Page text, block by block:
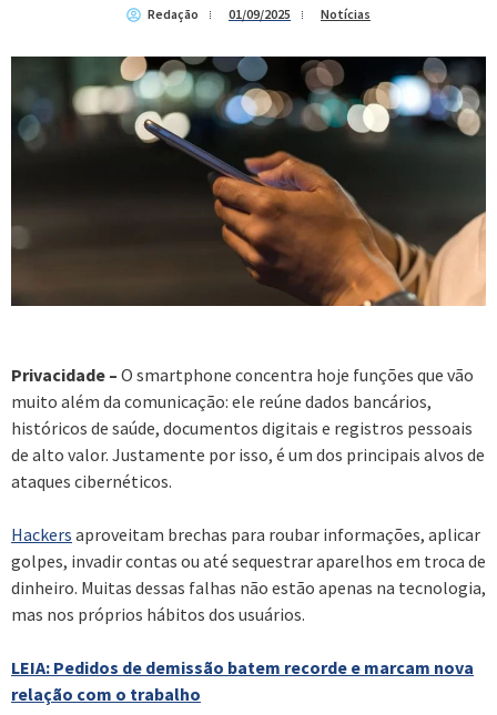
Redação 01/09/2025 Notícias
Privacidade – O smartphone concentra hoje funções que vão
muito além da comunicação: ele reúne dados bancários,
históricos de saúde, documentos digitais e registros pessoais
de alto valor. Justamente por isso, é um dos principais alvos de
ataques cibernéticos.
Hackers aproveitam brechas para roubar informações, aplicar
golpes, invadir contas ou até sequestrar aparelhos em troca de
dinheiro. Muitas dessas falhas não estão apenas na tecnologia,
mas nos próprios hábitos dos usuários.
LEIA: Pedidos de demissão batem recorde e marcam nova
relação com o trabalho